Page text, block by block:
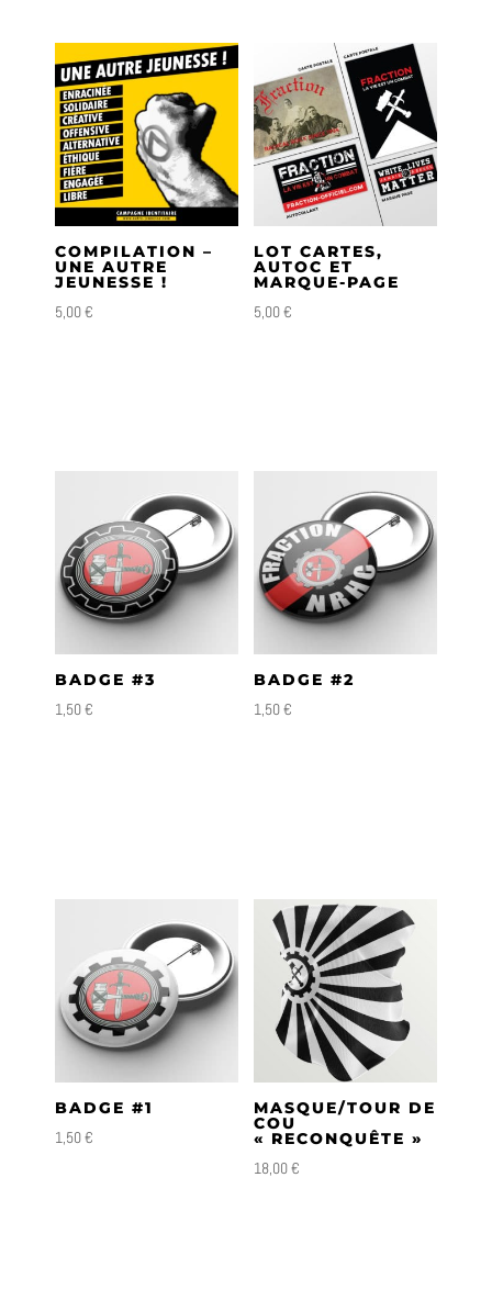
COMPILATION –
UNE AUTRE
JEUNESSE !
5,00€
LOT CARTES,
AUTOC ET
MARQUE-PAGE
5,00€
BADGE #3
1,50€
BADGE #2
1,50€
BADGE #1
1,50€
MASQUE/TOUR DE
COU
« RECONQUÊTE »
18,00€